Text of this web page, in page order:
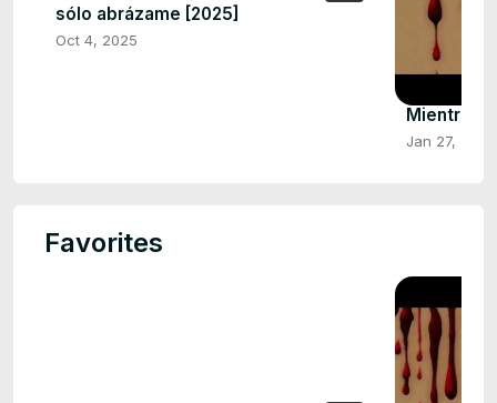
sólo abrázame [2025]
Oct 4, 2025
Mientras
Jan 27, 2024
Favorites